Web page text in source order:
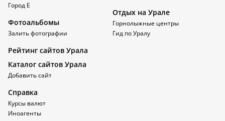
Город Е
Фотоальбомы
Залить фотографии
Отдых на Урале
Горнолыжные центры
Гид по Уралу
Рейтинг сайтов Урала
Каталог сайтов Урала
Добавить сайт
Справка
Курсы валют
Иноагенты